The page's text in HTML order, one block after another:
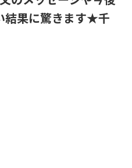
結果に驚きます★千